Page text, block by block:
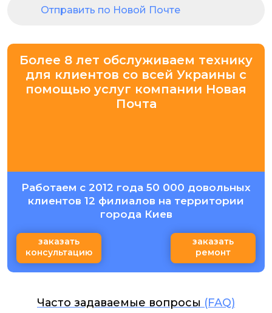
Отправить по Новой Почте
Более 8 лет обслуживаем технику
для клиентов со всей Украины с
помощью услуг компании Новая
Почта
Работаем с 2012 года 50 000 довольных
клиентов 12 филиалов на территории
города Киев
заказать
консультацию
заказать
ремонт
Часто задаваемые вопросы (FAQ)